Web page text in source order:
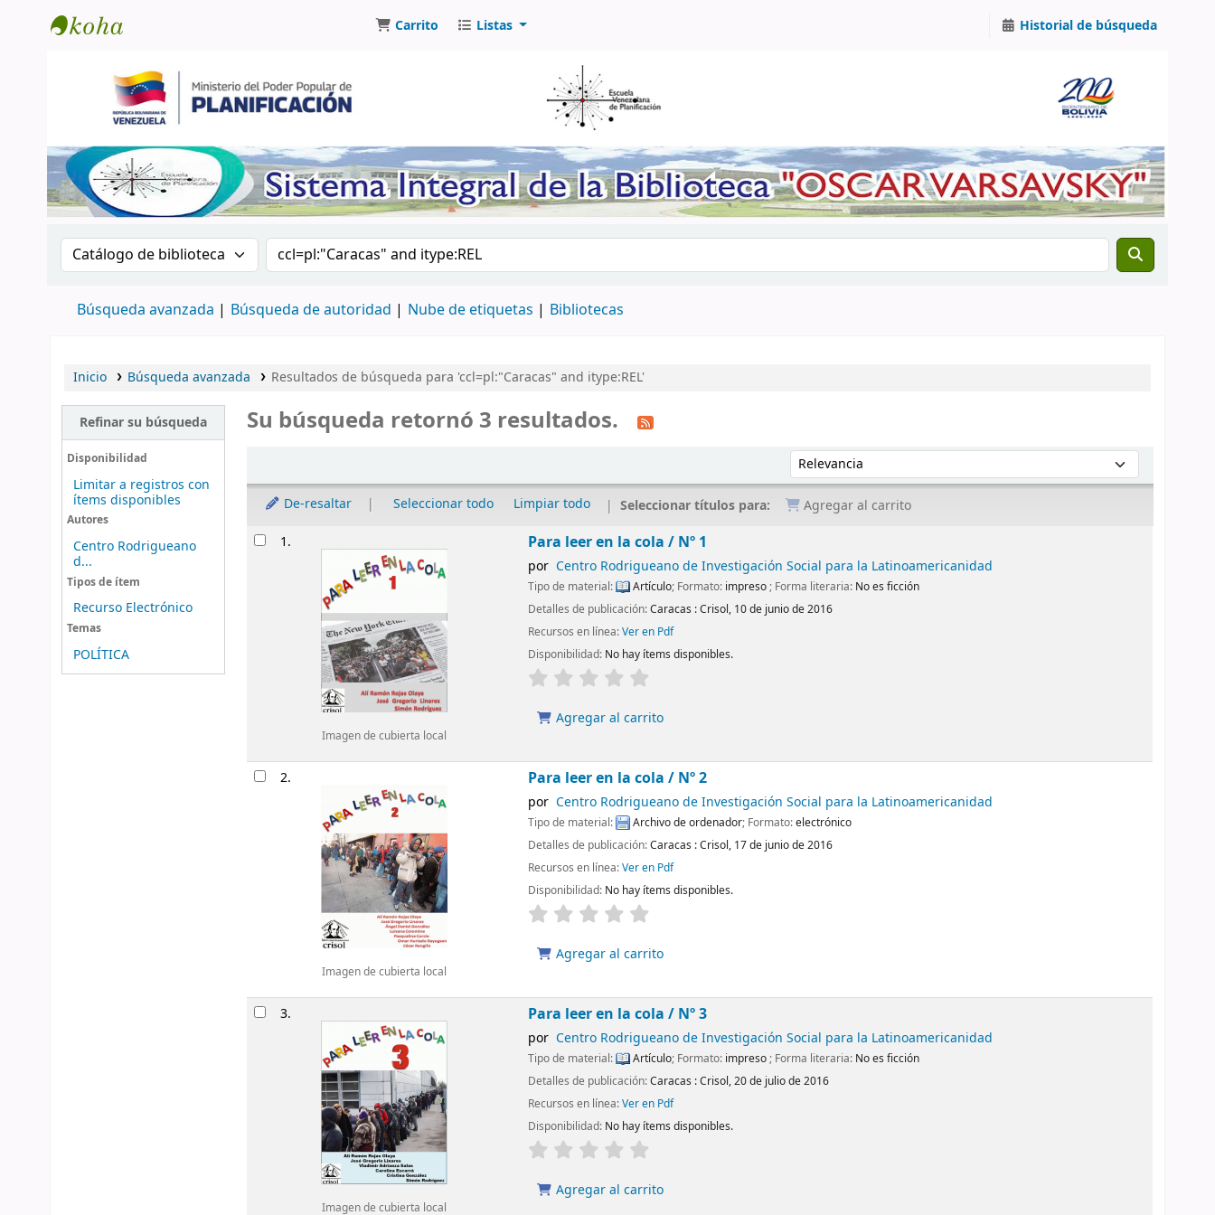
Carrito Listas Historial de búsqueda
Buscar en el catálogo por:Buscar en el catálogo por palabra clave
Búsqueda avanzada Búsqueda de autoridad Nube de etiquetas Bibliotecas
Inicio Búsqueda avanzada Resultados de búsqueda para 'ccl=pl:"Caracas" and itype:REL'
Refinar su búsqueda
Disponibilidad
Limitar a registros con
ítems disponibles
Autores
Centro Rodrigueano
d...
Tipos de ítem
Recurso Electrónico
Temas
POLÍTICA
Su búsqueda retornó 3 resultados.
Ordenar por:
De-resaltar Seleccionar todo Limpiar todo Seleccionar títulos para: Agregar al carrito
Resultados
1.
Imagen de cubierta local
Para leer en la cola / Nº 1
por Centro Rodrigueano de Investigación Social para la Latinoamericanidad
Tipo de material: Artículo; Formato: impreso; Forma literaria: No es ficción
Detalles de publicación:Caracas :Crisol, 10 de junio de 2016
Recursos en línea:Ver en Pdf
Disponibilidad: No hay ítems disponibles.
Agregar al carrito
2.
Imagen de cubierta local
Para leer en la cola / Nº 2
por Centro Rodrigueano de Investigación Social para la Latinoamericanidad
Tipo de material: Archivo de ordenador; Formato:electrónico
Detalles de publicación:Caracas :Crisol, 17 de junio de 2016
Recursos en línea:Ver en Pdf
Disponibilidad: No hay ítems disponibles.
Agregar al carrito
3.
Imagen de cubierta local
Para leer en la cola / Nº 3
por Centro Rodrigueano de Investigación Social para la Latinoamericanidad
Tipo de material: Artículo; Formato: impreso; Forma literaria: No es ficción
Detalles de publicación:Caracas :Crisol,20 de julio de 2016
Recursos en línea:Ver en Pdf
Disponibilidad: No hay ítems disponibles.
Agregar al carrito